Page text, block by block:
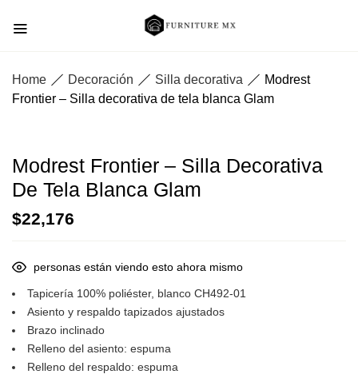
Home Decoración Silla decorativa
Modrest
Frontier – Silla decorativa de tela blanca Glam
Modrest Frontier – Silla Decorativa
De Tela Blanca Glam
$22,176
personas están viendo esto ahora mismo
Tapicería 100% poliéster, blanco CH492-01
Asiento y respaldo tapizados ajustados
Brazo inclinado
Relleno del asiento: espuma
Relleno del respaldo: espuma